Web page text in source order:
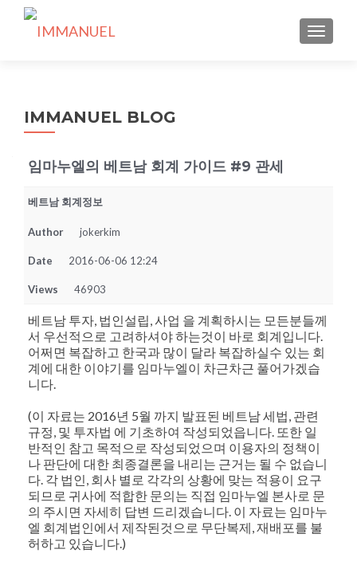
IMMANUEL BLOG
임마누엘의 베트남 회계 가이드 #9 관세
베트남 회계정보
Author jokerkim
Date 2016-06-06 12:24
Views 46903
베트남 투자, 법인설립, 사업 을 계획하시는 모든분들께
서 우선적으로 고려하셔야 하는것이 바로 회계입니다.
어쩌면 복잡하고 한국과 많이 달라 복잡하실수 있는 회
계에 대한 이야기를 임마누엘이 차근차근 풀어가겠습
니다.
(이 자료는 2016년 5월 까지 발표된 베트남 세법, 관련
규정, 및 투자법 에 기초하여 작성되었읍니다. 또한 일
반적인 참고 목적으로 작성되었으며 이용자의 정책이
나 판단에 대한 최종결론을 내리는 근거는 될 수 없습니
다. 각 법인, 회사 별로 각각의 상황에 맞는 적용이 요구
되므로 귀사에 적합한 문의는 직접 임마누엘 본사로 문
의 주시면 자세히 답변 드리겠습니다. 이 자료는 임마누
엘 회계법인에서 제작된것으로 무단복제, 재배포를 불
허하고 있습니다.)